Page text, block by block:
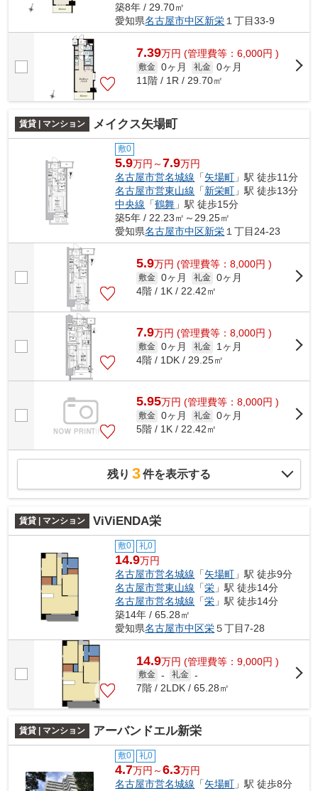
築8年 / 29.70㎡
愛知県名古屋市中区新栄 １丁目33-9
7.39万円 (管理費等：6,000円 )
敷金 0ヶ月 礼金 0ヶ月
11階 / 1R / 29.70㎡
賃貸 | マンション メイクス矢場町
敷0
5.9万円～7.9万円
名古屋市営名城線 「矢場町 」駅 徒歩11分
名古屋市営東山線 「新栄町 」駅 徒歩13分
中央線 「鶴舞 」駅 徒歩15分
築5年 / 22.23㎡～29.25㎡
愛知県名古屋市中区新栄 １丁目24-23
5.9万円 (管理費等：8,000円 )
敷金 0ヶ月 礼金 0ヶ月
4階 / 1K / 22.42㎡
7.9万円 (管理費等：8,000円 )
敷金 0ヶ月 礼金
1ヶ月
4階 / 1DK / 29.25㎡
5.95万円 (管理費等：8,000円 )
敷金 0ヶ月 礼金 0ヶ月
5階 / 1K / 22.42㎡
残り 3件を表示する
賃貸 | マンション ViViENDA栄
敷0 礼0
14.9万円
名古屋市営名城線 「矢場町 」駅 徒歩9分
名古屋市営東山線 「栄 」駅 徒歩14分
名古屋市営名城線 「栄 」駅 徒歩14分
築14年 / 65.28㎡
愛知県名古屋市中区栄５丁目7-28
14.9万円 (管理費等：9,000円 )
敷金 - 礼金 -
7階 / 2LDK / 65.28㎡
賃貸 | マンション アーバンドエル新栄
敷0 礼0
4.7万円～6.3万円
名古屋市営名城線 「矢場町 」駅 徒歩8分